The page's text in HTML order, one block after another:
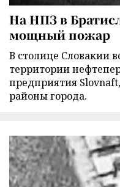
На НПЗ в
мощный пожар
В столице Словакии
территории
предприятия
районы города.